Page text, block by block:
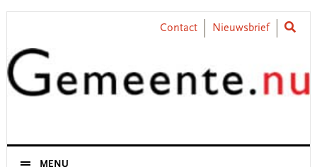
Skip
primary
navigation
Skip
content
Skip
primary
sidebar
Skip
footer
Contact Nieuwsbrief
MENU